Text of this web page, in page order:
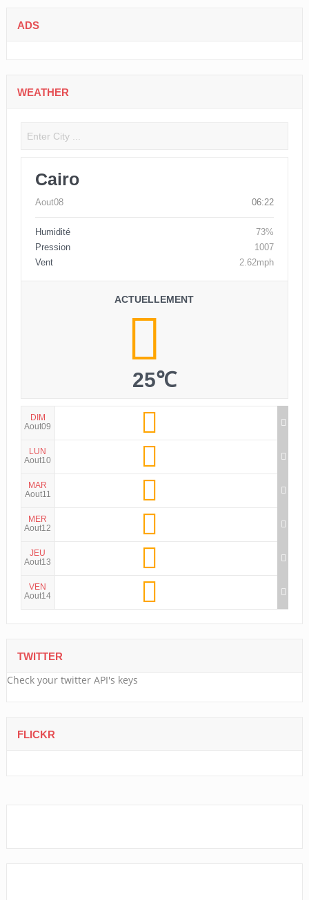
ADS
WEATHER
Cairo
Aout08 06:22
Humidité
73%
Pression
1007
Vent
2.62mph
ACTUELLEMENT
25℃
DIM
Aout09
LUN
Aout10
MAR
Aout11
MER
Aout12
JEU
Aout13
VEN
Aout14
TWITTER
Check your twitter API's keys
FLICKR